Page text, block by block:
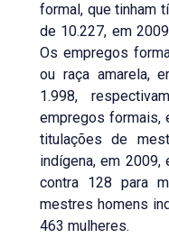
formal, que tinham
de 10.227, em
Os empregos
ou raça amarela,
1.998,
empregos formais,
titulações de
indígena, em
contra 128 para
mestres homens
463 mulheres.